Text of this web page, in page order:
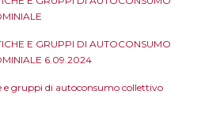
E GRUPPI DI AUTOCONSUMO
6.09.2024
e gruppi di autoconsumo collettivo